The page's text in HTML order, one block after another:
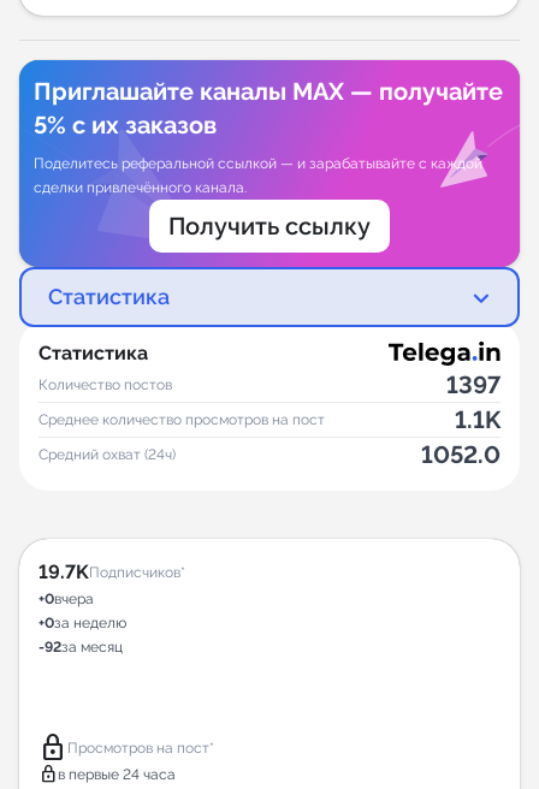
Приглашайте каналы MAX — получайте
5% с их заказов
Поделитесь реферальной ссылкой — и зарабатывайте с каждой
сделки привлечённого канала.
Получить ссылку
Статистика
Статистика
Количество постов 1397
Среднее количество просмотров на пост 1.1K
Средний охват (24ч) 1052.0
19.7KПодписчиков*
+0вчера
+0за неделю
-92за месяц
lock Просмотров на пост*
lock в первые 24 часа